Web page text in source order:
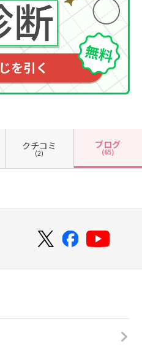
クチコミ
(2)
ブログ
(65)